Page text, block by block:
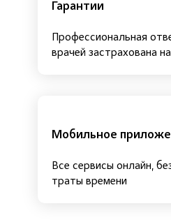
Гарантии
Профессиональная
врачей застрахована
Мобильное
Все сервисы онлайн,
траты времени